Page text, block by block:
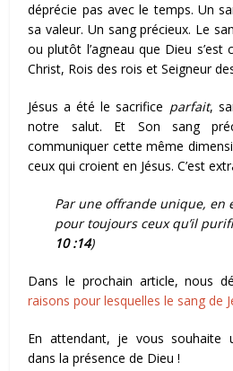
déprécie pas avec le temps. Un
sa valeur. Un sang précieux. Le
ou plutôt l’agneau que Dieu s’est
Christ, Rois des rois et Seigneur
Jésus a été le sacrifice parfait,
notre salut. Et Son sang
communiquer cette même
ceux qui croient en Jésus. C’est
Par une offrande unique, en
pour toujours ceux qu’il
10 :14)
Dans le prochain article, nous
raisons pour lesquelles le sang de
En attendant, je vous souhaite
dans la présence de Dieu !